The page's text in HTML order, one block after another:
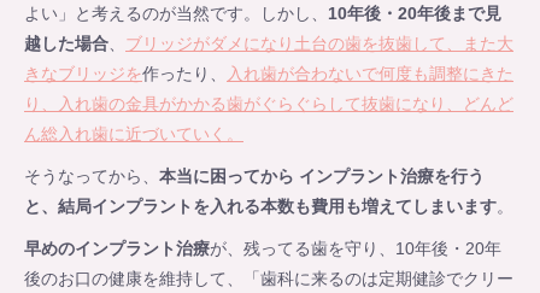
よい」と考えるのが当然です。しかし、 10年後・20年後まで見
越した場合
ブリッジがダメになり土台の歯を抜歯して、また大
きなブリッジを作ったり、
入れ歯が合わないで何度も調整にきた
り、入れ歯の金具がかかる歯がぐらぐらして抜歯になり、どんど
ん総入れ歯に近づいていく。
そうなってから、 本当に困ってから インプラント治療を行う
と、結局インプラントを入れる本数も費用も増えてしまいます。
早めのインプラント治療が、残ってる歯を守り、10年後・20年
後のお口の健康を維持して、「歯科に来るのは定期健診でクリー